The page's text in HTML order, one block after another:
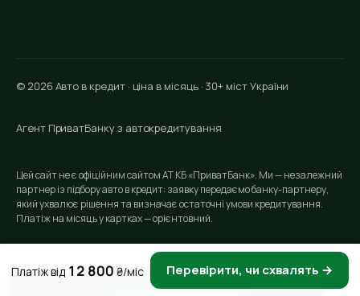
Платіж від 12 800 ₴/міс Перевірити, чи схвалять →
© 2026 Авто в кредит · ціна в місяць · 30+ міст України
Агент ПриватБанку з автокредитування
Цей сайт не є офіційним сайтом АТ КБ «ПриватБанк». Ми — незалежний
партнер із підбору авто в кредит: заявку передаємо банку-партнеру,
який ухвалює рішення та визначає остаточні умови кредитування.
Платіж на місяць у картках — орієнтовний.